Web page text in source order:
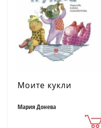
Моите кукли
Мария Донева